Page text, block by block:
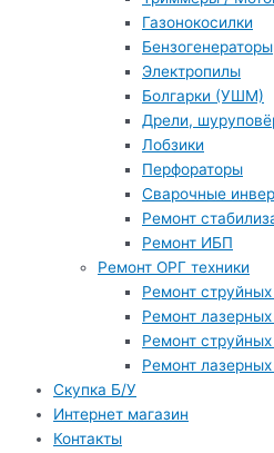
Газонокосилки
Бензогенераторы
Электропилы
Болгарки (УШМ)
Дрели,
Лобзики
Перфораторы
Сварочные
Ремонт
Ремонт ИБП
Ремонт ОРГ техники
Ремонт
Ремонт
Ремонт
Ремонт
Скупка Б/У
Интернет магазин
Контакты